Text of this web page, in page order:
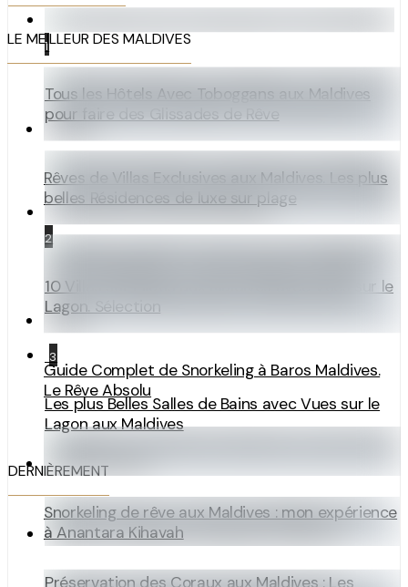
1
Tous les Hôtels Avec Toboggans aux Maldives
pour faire des Glissades de Rêve
2
10 Villas sur Pilotis aux Maldives avec Vues sur le
Lagon. Sélection
3
Les plus Belles Salles de Bains avec Vues sur le
Lagon aux Maldives
DERNIÈREMENT
Préservation des Coraux aux Maldives : Les
LE MEILLEUR DES MALDIVES
Rêves de Villas Exclusives aux Maldives. Les plus
belles Résidences de luxe sur plage
Guide Complet de Snorkeling à Baros Maldives.
Le Rêve Absolu
Snorkeling de rêve aux Maldives : mon expérience
à Anantara Kihavah